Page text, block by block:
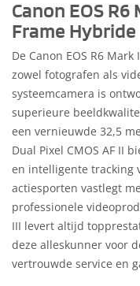
Canon EOS
Frame Hybride
De Canon EOS R6
zowel fotografen als
systeemcamera is
superieure
een vernieuwde 32,5
Dual Pixel CMOS AF II
en intelligente tracking
actiesporten vastlegt
professionele
III levert altijd
deze alleskunner voor
vertrouwde service en